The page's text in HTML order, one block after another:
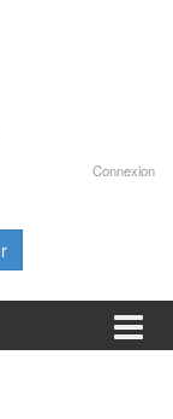
Connexion